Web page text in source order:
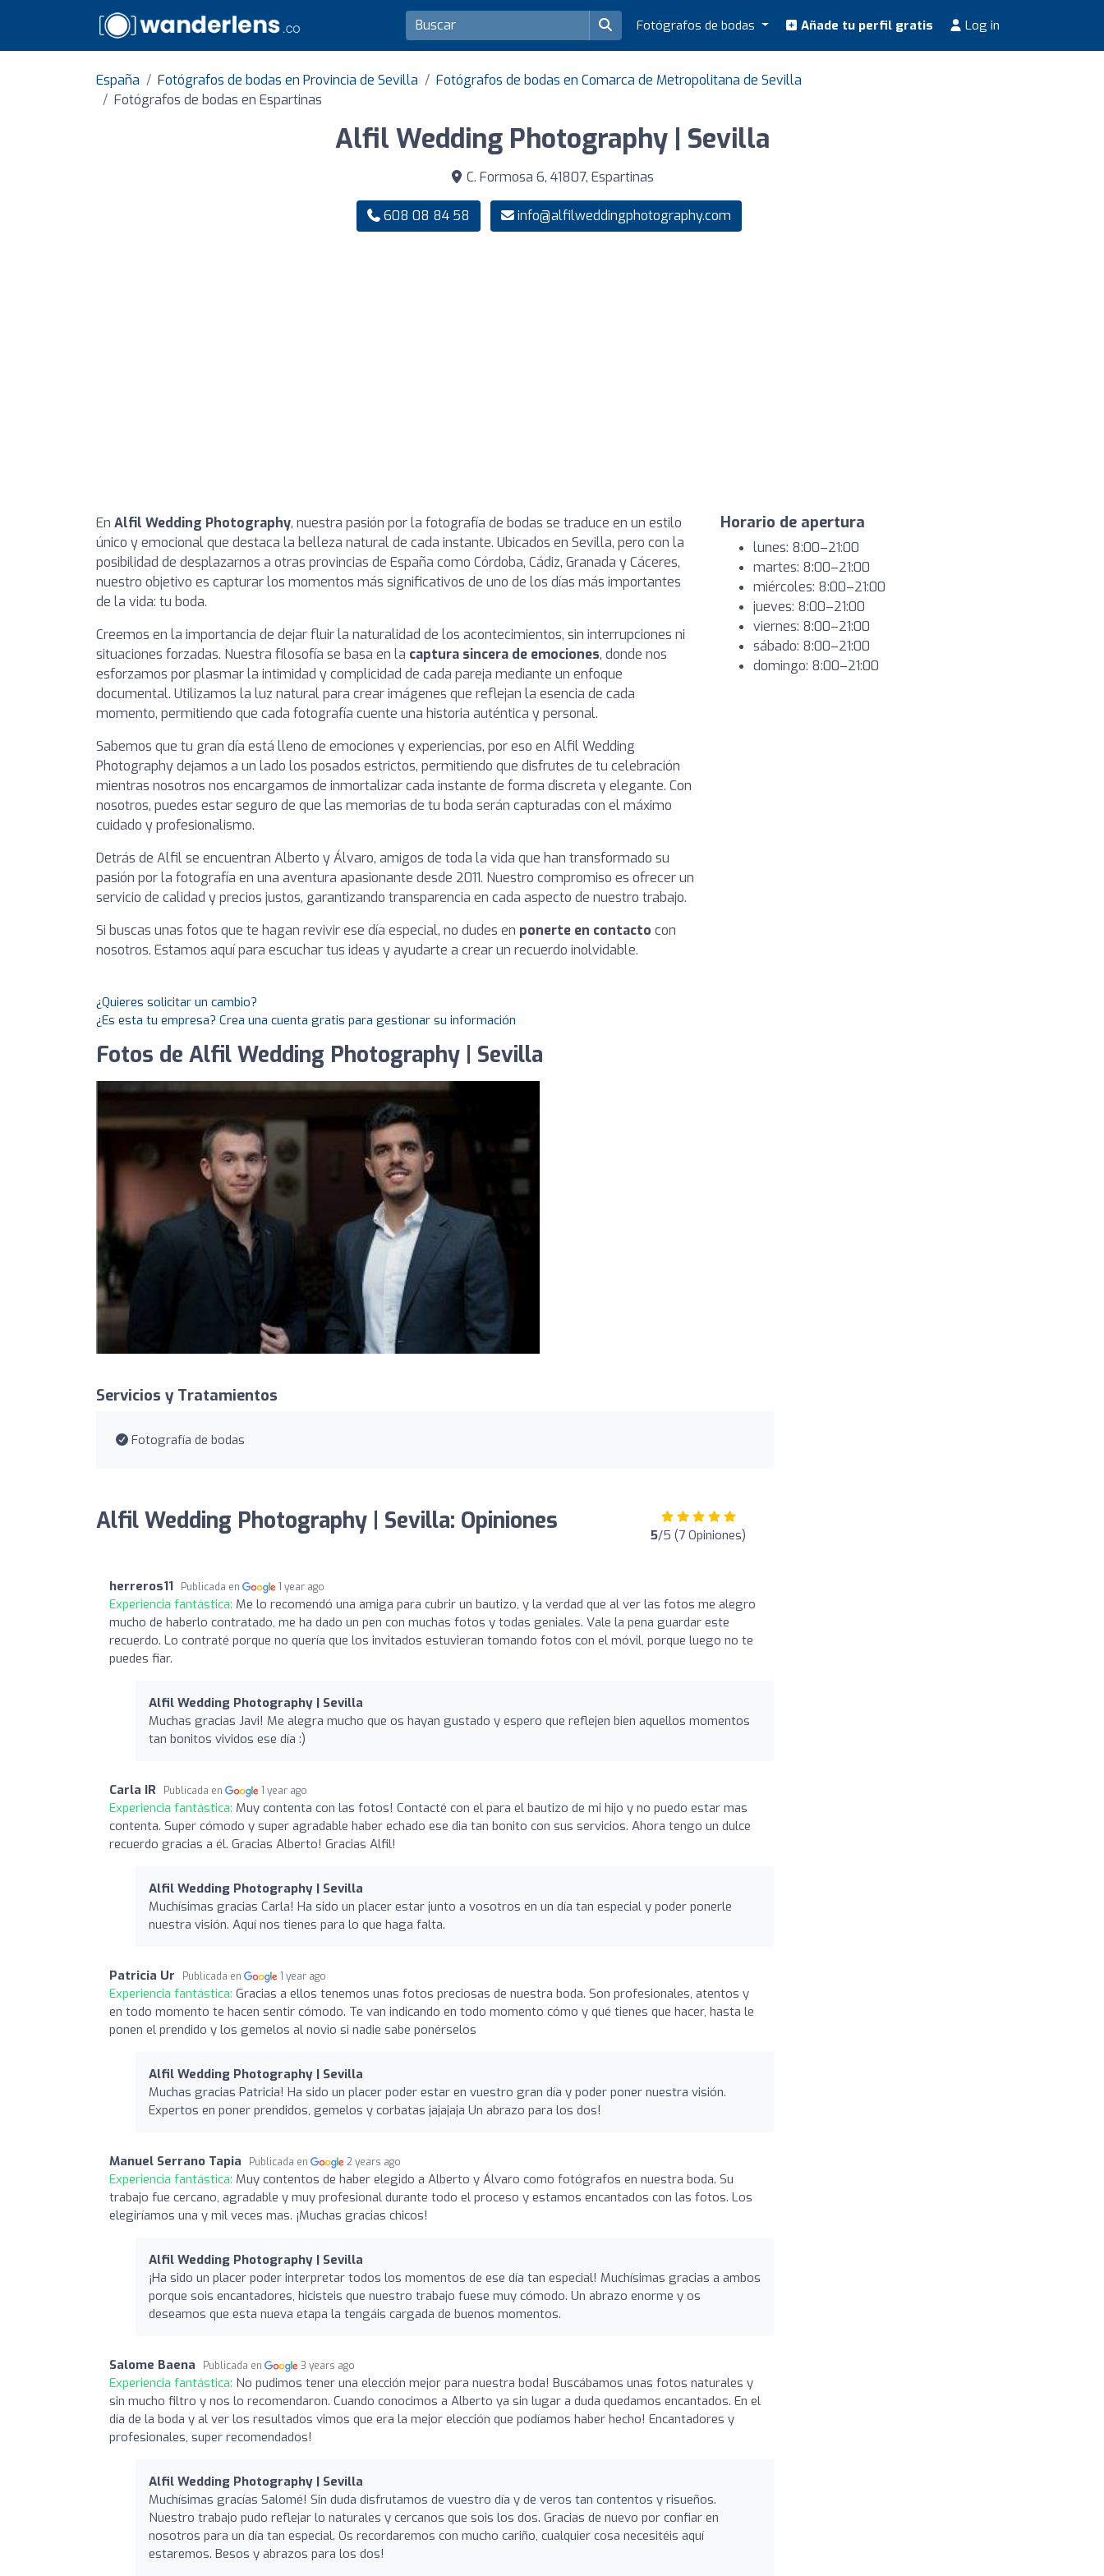
Fotógrafos de bodas Añade tu perfil gratis Log in
España Fotógrafos de bodas en Provincia de Sevilla
Fotógrafos de bodas en Comarca de Metropolitana de Sevilla
Fotógrafos de bodas en Espartinas
Alfil Wedding Photography | Sevilla
C. Formosa 6, 41807, Espartinas
608 08 84 58 info@alfilweddingphotography.com
En Alfil Wedding Photography, nuestra pasión por la fotografía de bodas se traduce en un estilo
único y emocional que destaca la belleza natural de cada instante. Ubicados en Sevilla, pero con la
posibilidad de desplazarnos a otras provincias de España como Córdoba, Cádiz, Granada y Cáceres,
nuestro objetivo es capturar los momentos más significativos de uno de los días más importantes
de la vida: tu boda.
Creemos en la importancia de dejar fluir la naturalidad de los acontecimientos, sin interrupciones ni
situaciones forzadas. Nuestra filosofía se basa en la captura sincera de emociones, donde nos
esforzamos por plasmar la intimidad y complicidad de cada pareja mediante un enfoque
documental. Utilizamos la luz natural para crear imágenes que reflejan la esencia de cada
momento, permitiendo que cada fotografía cuente una historia auténtica y personal.
Sabemos que tu gran día está lleno de emociones y experiencias, por eso en Alfil Wedding
Photography dejamos a un lado los posados estrictos, permitiendo que disfrutes de tu celebración
mientras nosotros nos encargamos de inmortalizar cada instante de forma discreta y elegante. Con
nosotros, puedes estar seguro de que las memorias de tu boda serán capturadas con el máximo
cuidado y profesionalismo.
Detrás de Alfil se encuentran Alberto y Álvaro, amigos de toda la vida que han transformado su
pasión por la fotografía en una aventura apasionante desde 2011. Nuestro compromiso es ofrecer un
servicio de calidad y precios justos, garantizando transparencia en cada aspecto de nuestro trabajo.
Si buscas unas fotos que te hagan revivir ese día especial, no dudes en ponerte en contacto con
nosotros. Estamos aquí para escuchar tus ideas y ayudarte a crear un recuerdo inolvidable.
Horario de apertura
lunes: 8:00–21:00
martes: 8:00–21:00
miércoles: 8:00–21:00
jueves: 8:00–21:00
viernes: 8:00–21:00
sábado: 8:00–21:00
domingo: 8:00–21:00
¿Quieres solicitar un cambio?
¿Es esta tu empresa? Crea una cuenta gratis para gestionar su información
Fotos de Alfil Wedding Photography | Sevilla
Servicios y Tratamientos
Fotografía de bodas
Alfil Wedding Photography | Sevilla: Opiniones 5/5 (7 Opiniones)
herreros11 Publicada en 1 year ago
Experiencia fantástica: Me lo recomendó una amiga para cubrir un bautizo, y la verdad que al ver las fotos me alegro
mucho de haberlo contratado, me ha dado un pen con muchas fotos y todas geniales. Vale la pena guardar este
recuerdo. Lo contraté porque no quería que los invitados estuvieran tomando fotos con el móvil, porque luego no te
puedes fiar.
Alfil Wedding Photography | Sevilla
Muchas gracias Javi! Me alegra mucho que os hayan gustado y espero que reflejen bien aquellos momentos
tan bonitos vividos ese día :)
Carla IR Publicada en 1 year ago
Experiencia fantástica: Muy contenta con las fotos! Contacté con el para el bautizo de mi hijo y no puedo estar mas
contenta. Super cómodo y super agradable haber echado ese dia tan bonito con sus servicios. Ahora tengo un dulce
recuerdo gracias a él. Gracias Alberto! Gracias Alfil!
Alfil Wedding Photography | Sevilla
Muchísimas gracias Carla! Ha sido un placer estar junto a vosotros en un día tan especial y poder ponerle
nuestra visión. Aquí nos tienes para lo que haga falta.
Patricia Ur Publicada en 1 year ago
Experiencia fantástica: Gracias a ellos tenemos unas fotos preciosas de nuestra boda. Son profesionales, atentos y
en todo momento te hacen sentir cómodo. Te van indicando en todo momento cómo y qué tienes que hacer, hasta le
ponen el prendido y los gemelos al novio si nadie sabe ponérselos
Alfil Wedding Photography | Sevilla
Muchas gracias Patricia! Ha sido un placer poder estar en vuestro gran día y poder poner nuestra visión.
Expertos en poner prendidos, gemelos y corbatas jajajaja Un abrazo para los dos!
Manuel Serrano Tapia Publicada en 2 years ago
Experiencia fantástica: Muy contentos de haber elegido a Alberto y Álvaro como fotógrafos en nuestra boda. Su
trabajo fue cercano, agradable y muy profesional durante todo el proceso y estamos encantados con las fotos. Los
elegiríamos una y mil veces mas. ¡Muchas gracias chicos!
Alfil Wedding Photography | Sevilla
¡Ha sido un placer poder interpretar todos los momentos de ese día tan especial! Muchísimas gracias a ambos
porque sois encantadores, hicisteis que nuestro trabajo fuese muy cómodo. Un abrazo enorme y os
deseamos que esta nueva etapa la tengáis cargada de buenos momentos.
Salome Baena Publicada en 3 years ago
Experiencia fantástica: No pudimos tener una elección mejor para nuestra boda! Buscábamos unas fotos naturales y
sin mucho filtro y nos lo recomendaron. Cuando conocimos a Alberto ya sin lugar a duda quedamos encantados. En el
día de la boda y al ver los resultados vimos que era la mejor elección que podíamos haber hecho! Encantadores y
profesionales, super recomendados!
Alfil Wedding Photography | Sevilla
Muchísimas gracías Salomé! Sin duda disfrutamos de vuestro día y de veros tan contentos y risueños.
Nuestro trabajo pudo reflejar lo naturales y cercanos que sois los dos. Gracias de nuevo por confiar en
nosotros para un día tan especial. Os recordaremos con mucho cariño, cualquier cosa necesitéis aquí
estaremos. Besos y abrazos para los dos!